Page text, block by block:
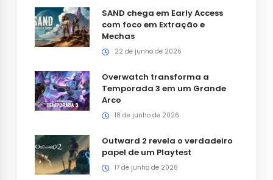
SAND chega em Early Access
com foco em Extração e
Mechas
22 de junho de 2026
Overwatch transforma a
Temporada 3 em um Grande
Arco
18 de junho de 2026
Outward 2 revela o verdadeiro
papel de um Playtest
17 de junho de 2026